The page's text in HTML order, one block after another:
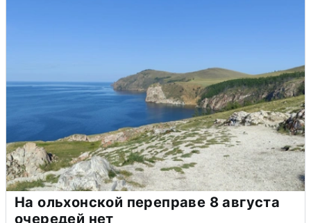
На ольхонской переправе 8 августа
очередей нет